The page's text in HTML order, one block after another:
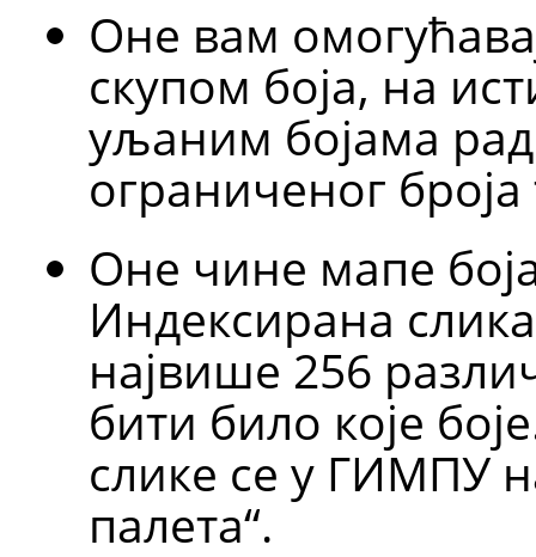
Оне вам
скупом боја, на
уљаним бојама
ограниченог броја
Оне чине мапе
Индексирана
највише 256
бити било које
слике се у ГИМПУ
палета“.